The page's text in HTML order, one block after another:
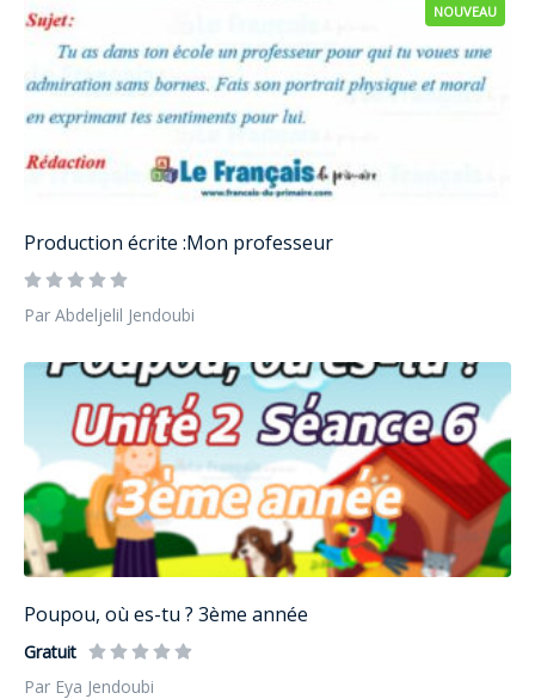
NOUVEAU
Production écrite :Mon professeur
Par Abdeljelil Jendoubi
Poupou, où es-tu ? 3ème année
Gratuit
Par Eya Jendoubi